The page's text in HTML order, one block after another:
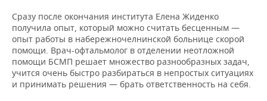
Сразу после окончания института Елена Жиденко
получила опыт, который можно считать бесценным —
опыт работы в набережночелнинской больнице скорой
помощи. Врач-офтальмолог в отделении неотложной
помощи БСМП решает множество разнообразных задач,
учится очень быстро разбираться в непростых ситуациях
и принимать решения — брать ответственность на себя.